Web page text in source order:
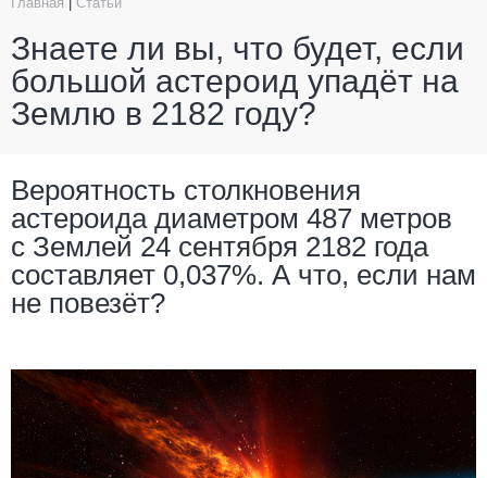
Знаете ли вы, что будет, если
большой астероид упадёт на
Землю в 2182 году?
Вероятность столкновения
астероида диаметром 487 метров
с Землей 24 сентября 2182 года
составляет 0,037%. А что, если нам
не повезёт?